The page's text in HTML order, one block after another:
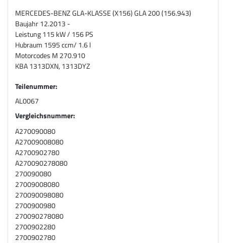
MERCEDES-BENZ GLA-KLASSE (X156) GLA 200 (156.943)
Baujahr 12.2013 -
Leistung 115 kW / 156 PS
Hubraum 1595 ccm/ 1.6 l
Motorcodes M 270.910
KBA 1313DXN, 1313DYZ
Teilenummer:
AL0067
Vergleichsnummer:
A270090080
A27009008080
A2700902780
A270090278080
270090080
27009008080
270090098080
2700900980
270090278080
2700902280
2700902780